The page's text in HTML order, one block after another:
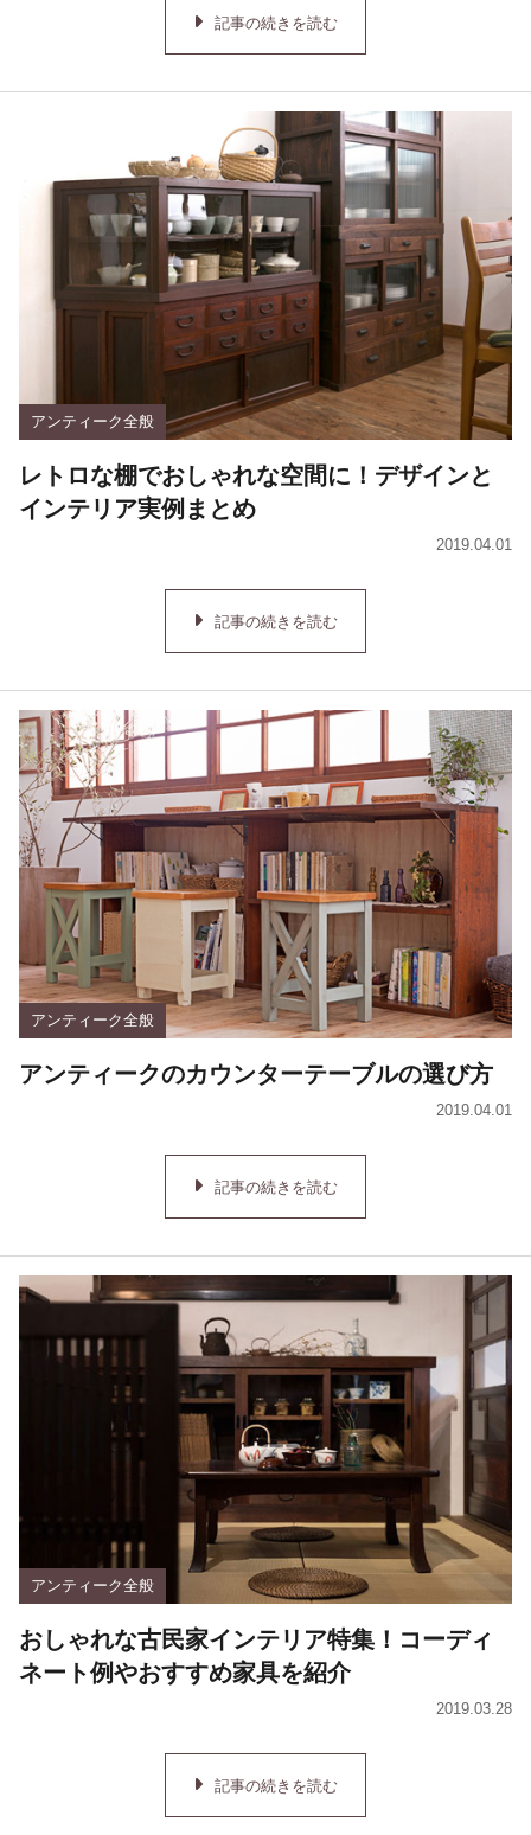
記事の続きを読む
アンティーク全般
レトロな棚でおしゃれな空間に！デザインと
インテリア実例まとめ
2019.04.01
記事の続きを読む
アンティーク全般
アンティークのカウンターテーブルの選び方
2019.04.01
記事の続きを読む
アンティーク全般
おしゃれな古民家インテリア特集！コーディ
ネート例やおすすめ家具を紹介
2019.03.28
記事の続きを読む